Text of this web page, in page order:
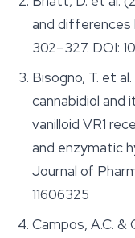
and differences
302–327. DOI:
Bisogno, T. et
cannabidiol
vanilloid VR1
and enzymatic
Journal of
11606325
Campos, A.C. &